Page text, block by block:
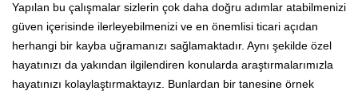
Yapılan bu çalışmalar sizlerin çok daha doğru adımlar atabilmenizi
güven içerisinde ilerleyebilmenizi ve en önemlisi ticari açıdan
herhangi bir kayba uğramanızı sağlamaktadır. Aynı şekilde özel
hayatınızı da yakından ilgilendiren konularda araştırmalarımızla
hayatınızı kolaylaştırmaktayız. Bunlardan bir tanesine örnek